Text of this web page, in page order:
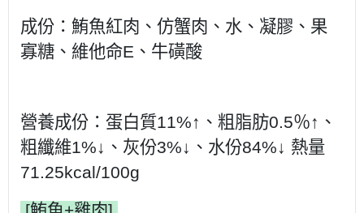
成份： 鮪魚紅肉、仿蟹肉、水、凝膠、果
寡糖、維他命E、牛磺酸
營養成份：蛋白質11%↑、粗脂肪0.5％↑、
粗纖維1%↓、灰份3%↓、水份84%↓ 熱量
71.25kcal/100g